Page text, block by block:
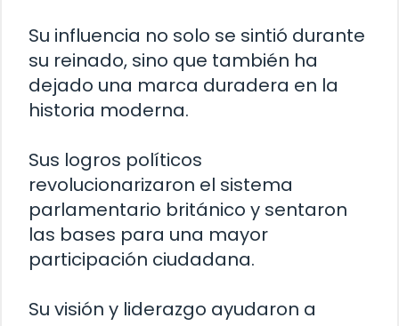
Su influencia no solo se sintió durante
su reinado, sino que también ha
dejado una marca duradera en la
historia moderna.
Sus logros políticos
revolucionarizaron el sistema
parlamentario británico y sentaron
las bases para una mayor
participación ciudadana.
Su visión y liderazgo ayudaron a